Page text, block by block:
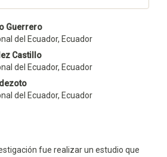
Guerrero
del Ecuador, Ecuador
Castillo
del Ecuador, Ecuador
del Ecuador, Ecuador
fue realizar un estudio que